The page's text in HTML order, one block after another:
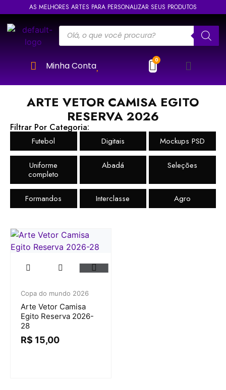
AS MELHORES ARTES PARA PERSONALIZAR SEUS PRODUTOS
Minha Conta
ARTE VETOR CAMISA EGITO
RESERVA 2026
Filtrar Por Categoria:
Futebol Digitais Mockups PSD
Uniforme
completo
Abadá Seleções
Formandos Interclasse Agro
Copa do mundo 2026
Arte Vetor Camisa
Egito Reserva 2026-
28
R$ 15,00